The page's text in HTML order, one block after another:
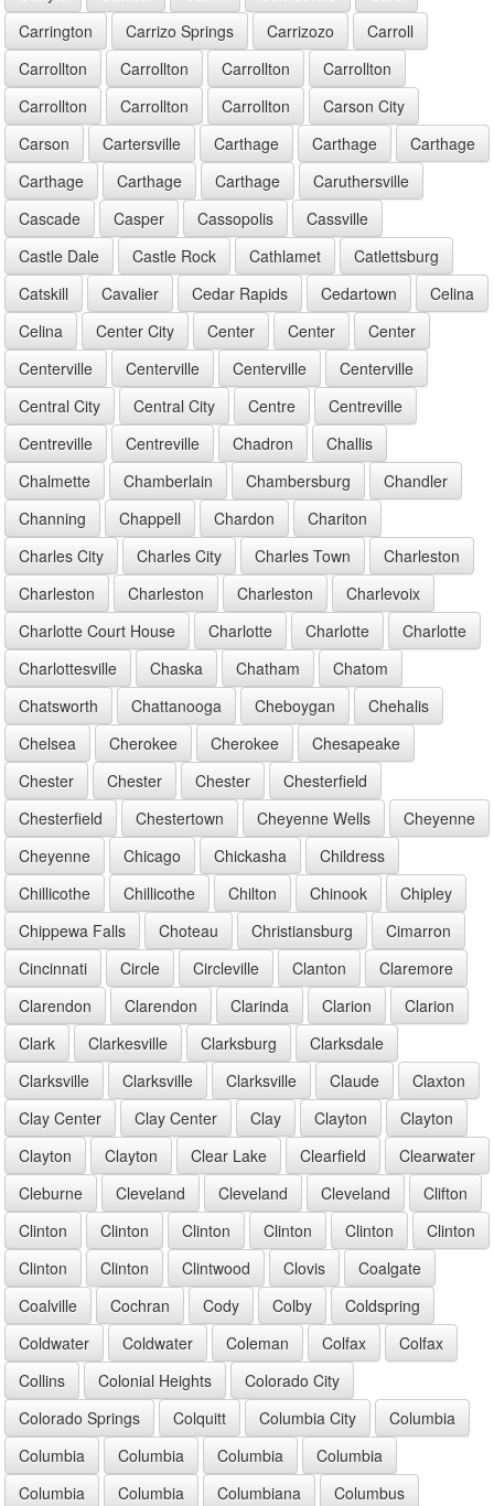
Carrington
Carrizo Springs Carrizozo
Carroll
Carrollton
Carrollton Carrollton
Carrollton
Carrollton
Carrollton Carrollton
Carson City
Carson
Cartersville Carthage Carthage
Carthage
Carthage
Carthage Carthage
Caruthersville
Cascade
Casper Cassopolis
Cassville
Castle Dale
Castle Rock Cathlamet
Catlettsburg
Catskill
Cavalier Cedar Rapids Cedartown
Celina
Celina
Center City Center Center
Center
Centerville
Centerville Centerville
Centerville
Central City
Central City Centre
Centreville
Centreville
Centreville Chadron
Challis
Chalmette
Chamberlain Chambersburg
Chandler
Channing
Chappell Chardon
Chariton
Charles City
Charles City Charles Town
Charleston
Charleston
Charleston Charleston
Charlevoix
Charlotte Court House
Charlotte Charlotte
Charlotte
Charlottesville
Chaska Chatham
Chatom
Chatsworth
Chattanooga Cheboygan
Chehalis
Chelsea
Cherokee Cherokee
Chesapeake
Chester
Chester Chester
Chesterfield
Chesterfield
Chestertown Cheyenne Wells
Cheyenne
Cheyenne
Chicago Chickasha
Childress
Chillicothe
Chillicothe Chilton Chinook
Chipley
Chippewa Falls
Choteau Christiansburg
Cimarron
Cincinnati
Circle Circleville Clanton
Claremore
Clarendon
Clarendon Clarinda Clarion
Clarion
Clark
Clarkesville Clarksburg
Clarksdale
Clarksville
Clarksville Clarksville Claude
Claxton
Clay Center
Clay Center Clay Clayton
Clayton
Clayton
Clayton Clear Lake Clearfield
Clearwater
Cleburne
Cleveland Cleveland Cleveland
Clifton
Clinton
Clinton Clinton Clinton Clinton
Clinton
Clinton
Clinton Clintwood Clovis
Coalgate
Coalville
Cochran Cody Colby
Coldspring
Coldwater
Coldwater Coleman Colfax
Colfax
Collins
Colonial Heights
Colorado City
Colorado Springs
Colquitt Columbia City
Columbia
Columbia
Columbia Columbia
Columbia
Columbia
Columbia Columbiana
Columbus